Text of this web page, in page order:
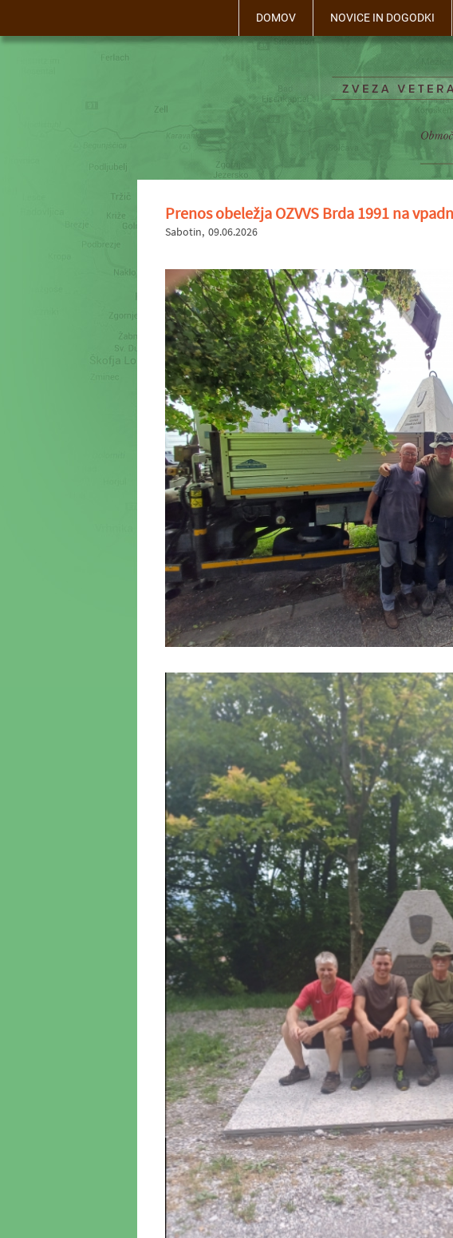
DOMOV NOVICE IN DOGODKI
Prenos obeležja OZVVS Brda 1991 na
Sabotin 09.06.2026